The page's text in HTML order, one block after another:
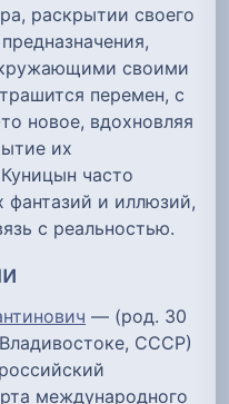
раскрытии своего
своими
перемен, с
новое, вдохновляя
их
часто
фантазий и иллюзий,
с реальностью.
— (род. 30
СССР)
международного